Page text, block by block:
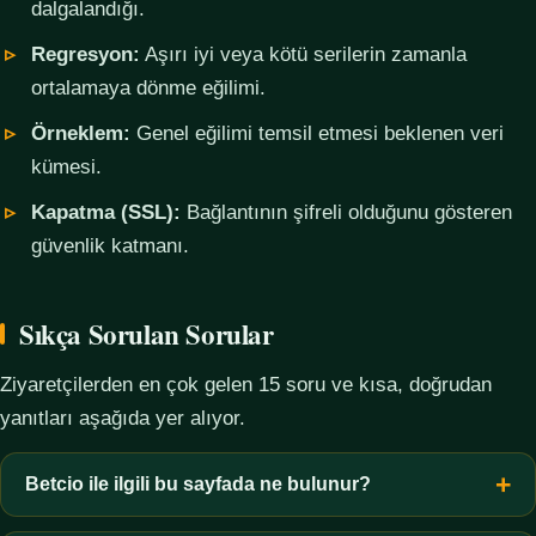
dalgalandığı.
Regresyon: Aşırı iyi veya kötü serilerin zamanla
ortalamaya dönme eğilimi.
Örneklem: Genel eğilimi temsil etmesi beklenen veri
kümesi.
Kapatma (SSL): Bağlantının şifreli olduğunu gösteren
güvenlik katmanı.
Sıkça Sorulan Sorular
Ziyaretçilerden en çok gelen 15 soru ve kısa, doğrudan
yanıtları aşağıda yer alıyor.
Betcio ile ilgili bu sayfada ne bulunur?
Bu sayfada yalnızca kavramsal bilgi, terim açıklamaları, veri